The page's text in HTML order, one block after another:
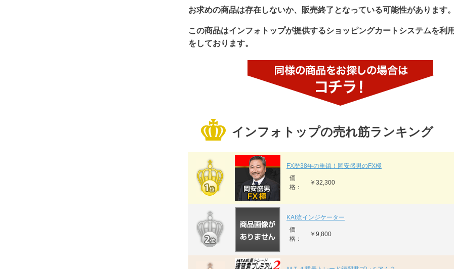
お求めの商品は存在しないか、販売終了となっている可能性があります。
この商品はインフォトップが提供するショッピングカートシステムを利
をしております。
インフォトップの売れ筋ランキング
FX歴38年の重鎮！岡安盛男のFX極
価
格：
￥32,300
KAI流インジケーター
価
格：
￥9,800